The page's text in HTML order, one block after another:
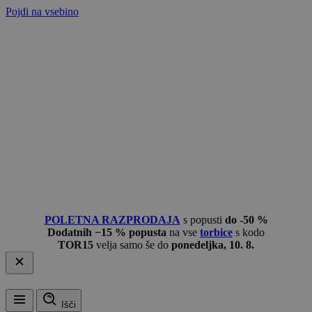
Pojdi na vsebino
POLETNA RAZPRODAJA s popusti do -50 %
Dodatnih −15 % popusta na vse torbice s kodo
TOR15 velja samo še do ponedeljka, 10. 8.
Išči